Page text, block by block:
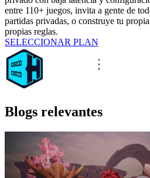
entre 110+ juegos, invita a gente de
partidas privadas, o construye tu
propias reglas.
SELECCIONAR PLAN
Blogs relevantes